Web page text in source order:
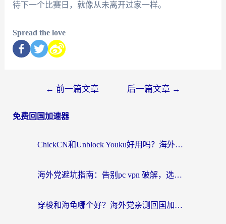
待下一个比赛日，就像从未离开过家一样。
Spread the love
← 前一篇文章 后一篇文章 →
免费回国加速器
ChickCN和Unblock Youku好用吗？海外党亲测3款回国加速器，附iOS免费选择指南
海外党避坑指南：告别pc vpn 破解，选对回国加速器轻松访问国内资源
穿梭和海龟哪个好？海外党亲测回国加速器，附电脑免费VPN推荐